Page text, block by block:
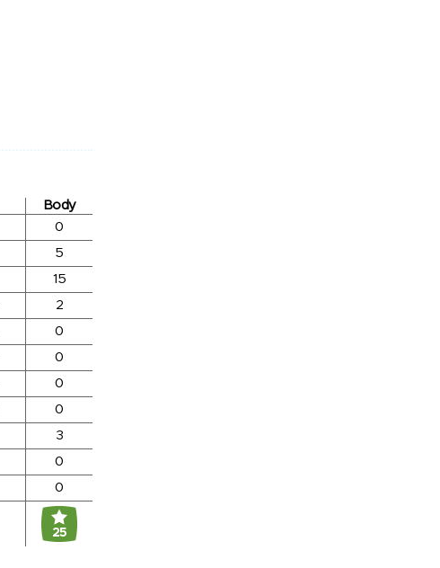
Body
0
5
15
2
0
0
0
0
3
0
0
25